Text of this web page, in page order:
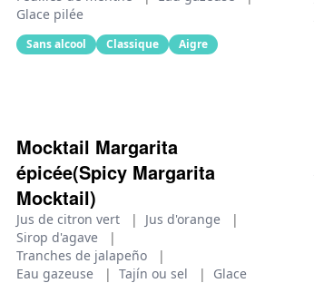
Glace pilée
Sans alcool Classique Aigre
Mocktail Margarita
épicée(Spicy Margarita
Mocktail)
Jus de citron vert | Jus d'orange
|
Sirop d'agave
|
Tranches de jalapeño
|
Eau gazeuse
| Tajín ou sel | Glace